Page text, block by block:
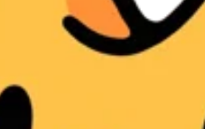
кв.68. ИНН в Кыргызской